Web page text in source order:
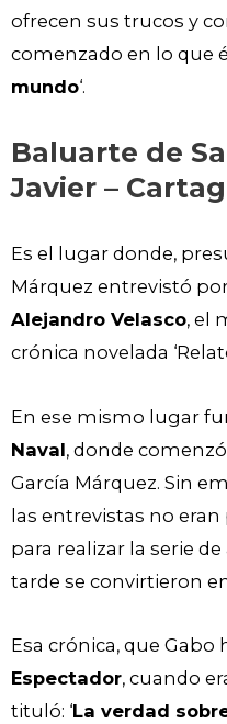
ofrecen sus trucos y
comenzado en lo que
mundo‘.
Baluarte de
Javier –
Es el lugar donde,
Márquez entrevistó
Alejandro Velasco, el
crónica novelada
En ese mismo lugar
Naval, donde
García Márquez. Sin
las entrevistas no
para realizar la serie
tarde se convirtieron
Esa crónica, que Gabo
Espectador, cuando
tituló: ‘La verdad